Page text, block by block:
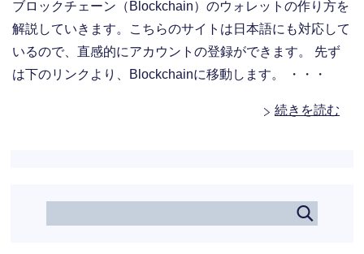
ブロックチェーン（Blockchain）のウォレットの作り方を
解説していきます。こちらのサイトは日本語にも対応して
いるので、直感的にアカウントの登録ができます。 先ず
は下のリンクより、Blockchainに移動します。 ・・・
続きを読む